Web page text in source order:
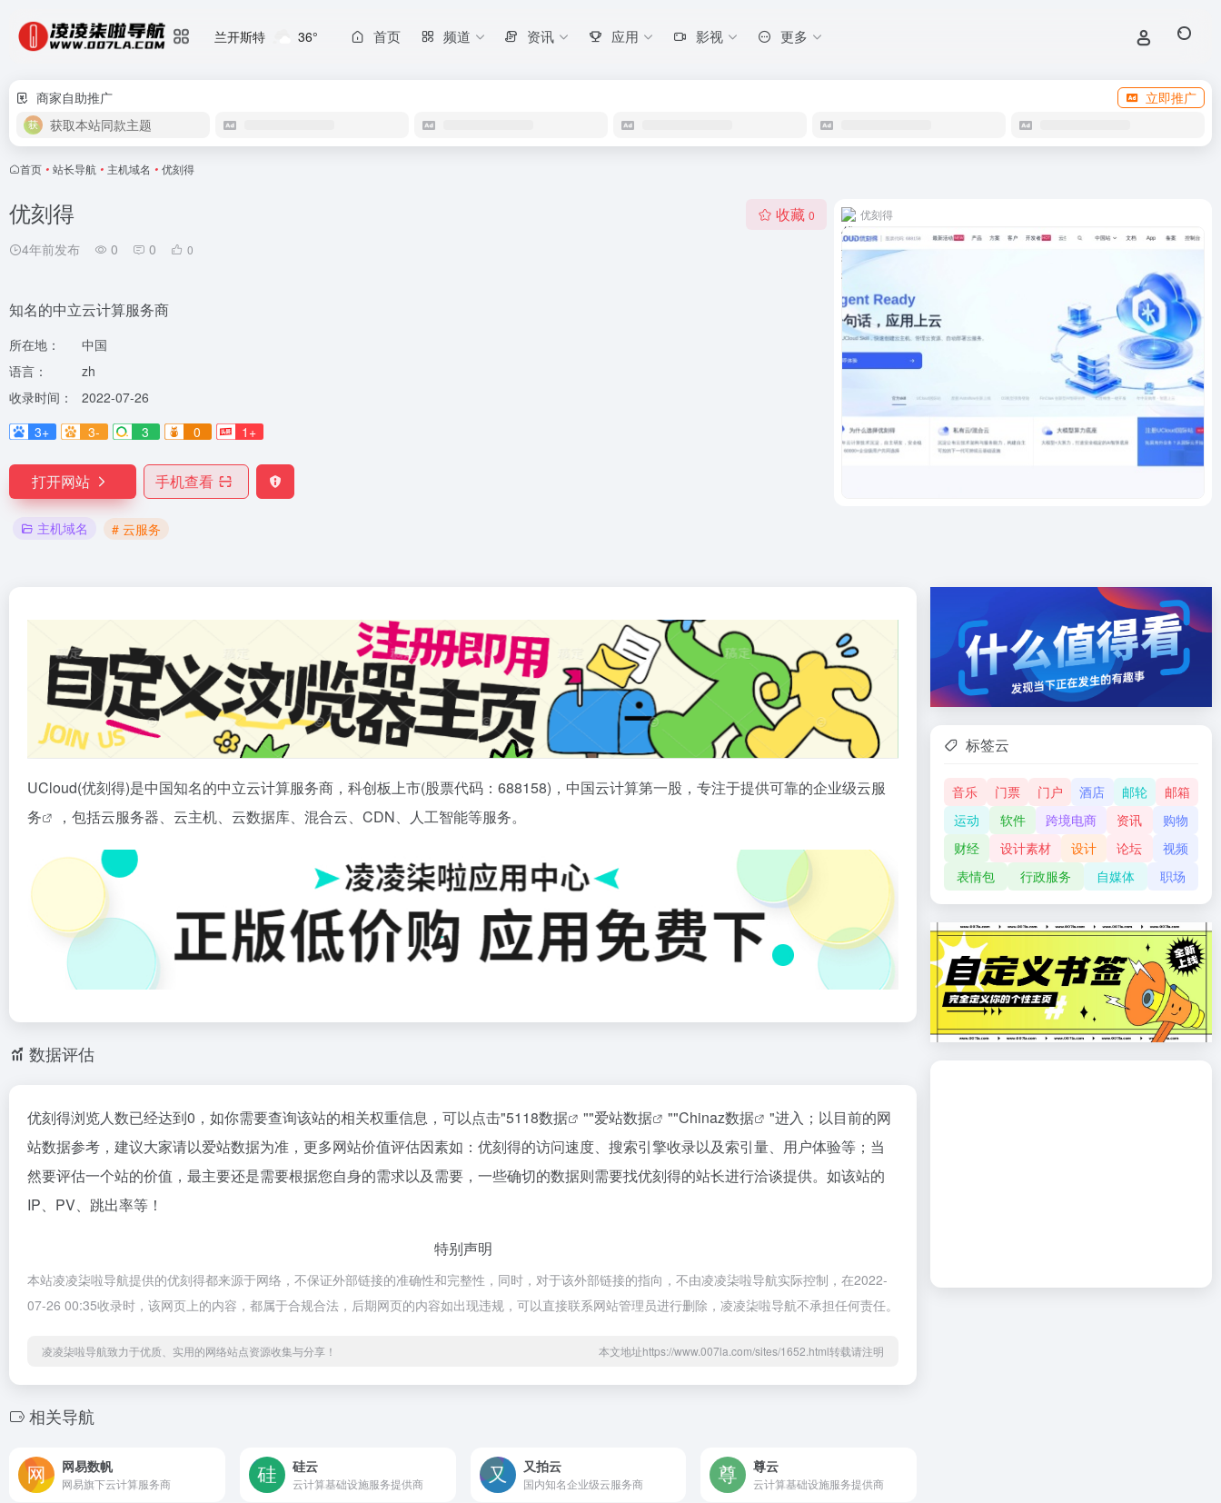
兰开斯特 36° 首页 频道 资讯 应用 影视 更多
商家自助推广
立即推广
获取本站同款主题
首页 • 站长导航 • 主机域名 • 优刻得
优刻得
4年前发布 0 0 0
收藏 0
知名的中立云计算服务商
所在地：
中国
语言：
zh
收录时间：
2022-07-26
3+
3- 3 0 1+
打开网站 手机查看
主机域名 # 云服务
优刻得
UCloud(优刻得)是中国知名的中立云计算服务商，科创板上市(股票代码：688158)，中国云计算第一股，专注于提供可靠的企业级云服
务
，包括云服务器、云主机、云数据库、混合云、CDN、人工智能等服务。
数据评估
优刻得浏览人数已经达到0，如你需要查询该站的相关权重信息，可以点击"5118数据 ""爱站数据 ""Chinaz数据
"进入；以目前的网
站数据参考，建议大家请以爱站数据为准，更多网站价值评估因素如：优刻得的访问速度、搜索引擎收录以及索引量、用户体验等；当
然要评估一个站的价值，最主要还是需要根据您自身的需求以及需要，一些确切的数据则需要找优刻得的站长进行洽谈提供。如该站的
IP、PV、跳出率等！
特别声明
本站凌凌柒啦导航提供的优刻得都来源于网络，不保证外部链接的准确性和完整性，同时，对于该外部链接的指向，不由凌凌柒啦导航实际控制，在2022-
07-26 00:35收录时，该网页上的内容，都属于合规合法，后期网页的内容如出现违规，可以直接联系网站管理员进行删除，凌凌柒啦导航不承担任何责任。
凌凌柒啦导航致力于优质、实用的网络站点资源收集与分享！ 本文地址https://www.007la.com/sites/1652.html转载请注明
相关导航
网易数帆
网易旗下云计算服务商
硅云
云计算基础设施服务提供商
又拍云
国内知名企业级云服务商
尊云
云计算基础设施服务提供商
标签云
音乐 门票 门户 酒店 邮轮
邮箱
运动
软件 跨境电商 资讯
购物
财经
设计素材 设计 论坛
视频
表情包
行政服务 自媒体 职场